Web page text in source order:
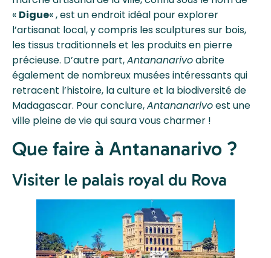
« Digue« , est un endroit idéal pour explorer
l’artisanat local, y compris les sculptures sur bois,
les tissus traditionnels et les produits en pierre
précieuse. D’autre part,Antananarivoabrite
également de nombreux musées intéressants qui
retracent l’histoire, la culture et la biodiversité de
Madagascar. Pour conclure,Antananarivoest une
ville pleine de vie qui saura vous charmer !
Que faire à Antananarivo ?
Visiter le palais royal du Rova